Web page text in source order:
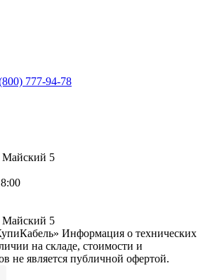
777-94-78
Майский 5
Майский 5
Информация о технических
на складе, стоимости и
не является публичной офертой.